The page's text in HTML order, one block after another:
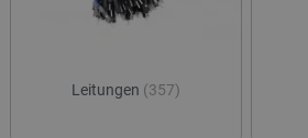
Leitungen (357)